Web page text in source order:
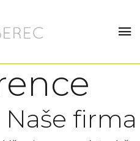
Naše firma